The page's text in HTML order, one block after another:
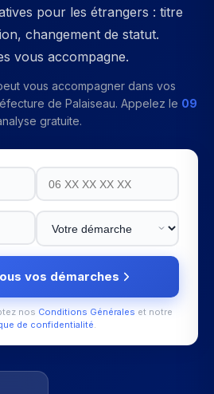
pour les étrangers : titre
changement de statut.
vous accompagne.
vous accompagner dans vos
de Palaiseau. Appelez le 09
gratuite.
vos démarches
nos Conditions Générales et notre
de confidentialité.